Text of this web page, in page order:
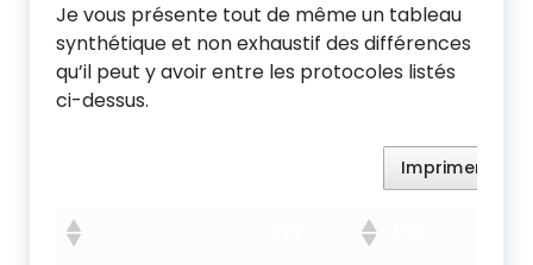
Je vous présente tout de même un tableau
synthétique et non exhaustif des différences
qu’il peut y avoir entre les protocoles listés
ci-dessus.
Imprimer